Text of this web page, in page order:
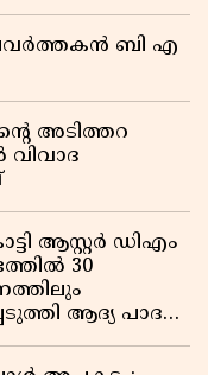
പ്രവർത്തകൻ ബി എ
അടിത്തറ
വിവാദ
ആസ്റ്റർ ഡിഎം
30
ആദ്യ പാദ